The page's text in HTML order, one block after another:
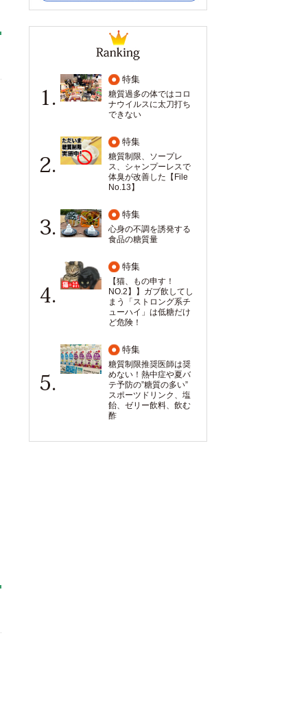
特集
糖質過多の体ではコロ
ナウイルスに太刀打ち
できない
特集
糖質制限、ソープレ
ス、シャンプーレスで
体臭が改善した【File
No.13】
特集
心身の不調を誘発する
食品の糖質量
特集
【猫、もの申す！
NO.2】】ガブ飲してし
まう「ストロング系チ
ューハイ」は低糖だけ
ど危険！
特集
糖質制限推奨医師は奨
めない！熱中症や夏バ
テ予防の”糖質の多い”
スポーツドリンク、塩
飴、ゼリー飲料、飲む
酢